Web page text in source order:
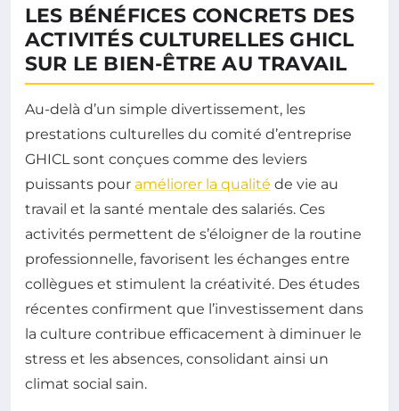
LES BÉNÉFICES CONCRETS DES
ACTIVITÉS CULTURELLES GHICL
SUR LE BIEN-ÊTRE AU TRAVAIL
Au-delà d’un simple divertissement, les
prestations culturelles du comité d’entreprise
GHICL sont conçues comme des leviers
puissants pour améliorer la qualité de vie au
travail et la santé mentale des salariés. Ces
activités permettent de s’éloigner de la routine
professionnelle, favorisent les échanges entre
collègues et stimulent la créativité. Des études
récentes confirment que l’investissement dans
la culture contribue efficacement à diminuer le
stress et les absences, consolidant ainsi un
climat social sain.